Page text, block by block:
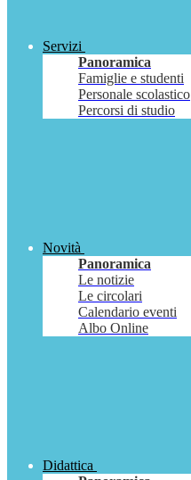
Servizi
Panoramica
Famiglie e studenti
Personale scolastico
Percorsi di studio
Novità
Panoramica
Le notizie
Le circolari
Calendario eventi
Albo Online
Didattica